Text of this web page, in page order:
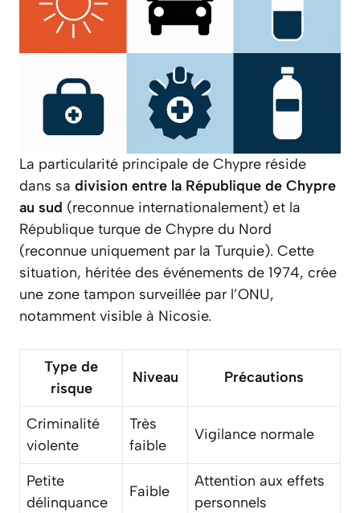
La particularité principale de Chypre réside
dans sa division entre la République de Chypre
au sud (reconnue internationalement) et la
République turque de Chypre du Nord
(reconnue uniquement par la Turquie). Cette
situation, héritée des événements de 1974, crée
une zone tampon surveillée par l’ONU,
notamment visible à Nicosie.
Type de
risque
Niveau Précautions
Criminalité
violente
Très
faible
Vigilance normale
Petite
délinquance
Faible
Attention aux effets
personnels